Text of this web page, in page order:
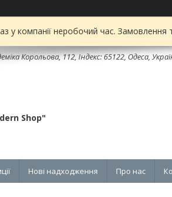
у компанії неробочий час.
Корольова, 112, Індекс: 65122, Одеса,
Shop"
Нові надходження Про нас